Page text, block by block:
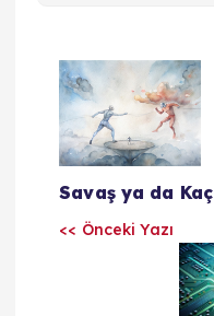
Y
a
zSavaş ya da Kaç
<< Önceki Yazı